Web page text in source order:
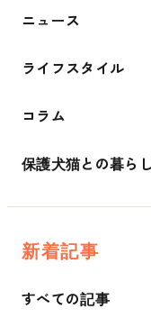
ニュース
ライフスタイル
コラム
保護犬猫との暮らし
新着記事
すべての記事